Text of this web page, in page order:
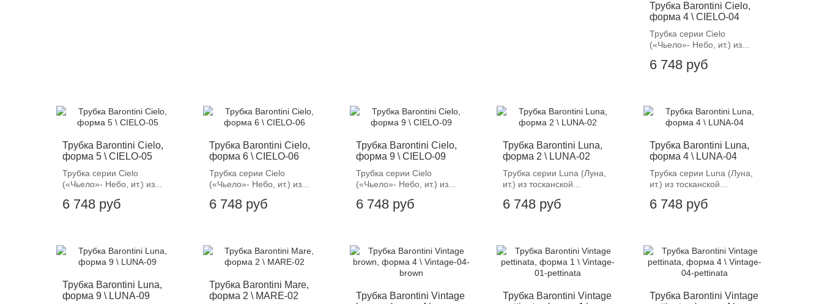
Трубка Barontini Cielo,
форма 4 \ CIELO-04
Трубка серии Cielo
(«Чьело»- Небо, ит.) из...
6 748 руб
Трубка Barontini Cielo,
форма 5 \ CIELO-05
Трубка серии Cielo
(«Чьело»- Небо, ит.) из...
6 748 руб
Трубка Barontini Cielo,
форма 6 \ CIELO-06
Трубка серии Cielo
(«Чьело»- Небо, ит.) из...
6 748 руб
Трубка Barontini Cielo,
форма 9 \ CIELO-09
Трубка серии Cielo
(«Чьело»- Небо, ит.) из...
6 748 руб
Трубка Barontini Luna,
форма 2 \ LUNA-02
Трубка серии Luna (Луна,
ит.) из тосканской...
6 748 руб
Трубка Barontini Luna,
форма 4 \ LUNA-04
Трубка серии Luna (Луна,
ит.) из тосканской...
6 748 руб
Трубка Barontini Luna,
форма 9 \ LUNA-09
Трубка Barontini Mare,
форма 2 \ MARE-02
Трубка Barontini Vintage
Трубка Barontini Vintage
Трубка Barontini Vintage